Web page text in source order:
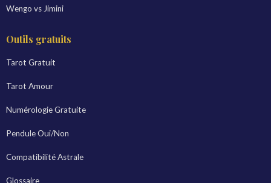
Wengo vs Jimini
Outils gratuits
Tarot Gratuit
Tarot Amour
Numérologie Gratuite
Pendule Oui/Non
Compatibilité Astrale
Glossaire